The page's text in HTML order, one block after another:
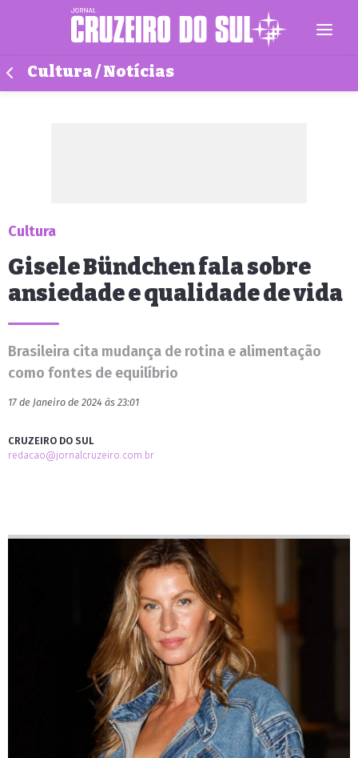
Cultura / Notícias
Cultura
Gisele Bündchen fala sobre
ansiedade e qualidade de vida
Brasileira cita mudança de rotina e alimentação
como fontes de equilíbrio
17 de Janeiro de 2024 às 23:01
CRUZEIRO DO SUL
redacao@jornalcruzeiro.com.br